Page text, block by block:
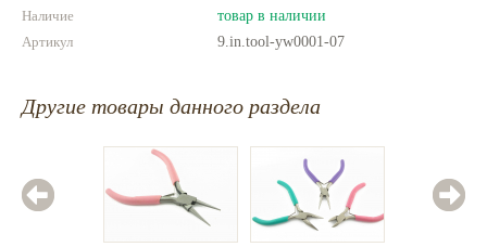
Наличие
товар в наличии
Артикул
9.in.tool-yw0001-07
Другие товары данного раздела